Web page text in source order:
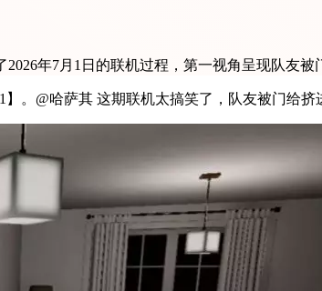
年7月1日的联机过程，第一视角呈现队友被
【纪念视频】《恐鬼症》联机实况【 2026 - 07 - 01】。@